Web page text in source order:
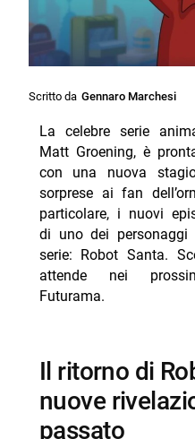
Scritto da Gennaro Marchesi
La celebre serie
Matt Groening, è
con una nuova
sorprese ai fan
particolare, i nuovi
di uno dei
serie: Robot Santa.
attende nei
Futurama.
Il ritorno di Robot Santa e
nuove
passato